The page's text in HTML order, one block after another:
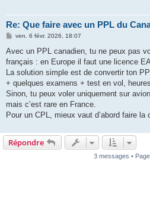
Re: Que faire avec un PPL du
M
s
a
g
ven. 6 févr. 2026, 18:07
Avec un PPL canadien, tu ne peux pas
français : en Europe il faut une licence
La solution simple est de convertir ton
+ quelques examens + test en vol,
Sinon, tu peux voler uniquement sur
mais c’est rare en France.
Pour un CPL, mieux vaut d’abord faire
Répondre
3 messages • Page